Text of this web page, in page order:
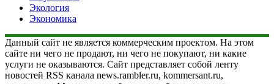
Экология
Экономика
Данный сайт не является коммерческим проектом. На этом
сайте ни чего не продают, ни чего не покупают, ни какие
услуги не оказываются. Сайт представляет собой ленту
новостей RSS канала news.rambler.ru, kommersant.ru,